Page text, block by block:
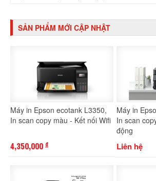
SẢN PHẨM MỚI CẬP NHẬT
Máy in Epson ecotank L3350,
In scan copy màu - Kết nối Wifi
4,350,000 đ
Máy in
In scan
động
Liên hệ